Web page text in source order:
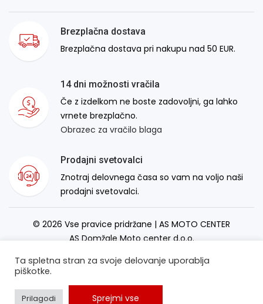
Brezplačna dostava
Brezplačna dostava pri nakupu nad 50 EUR.
14 dni možnosti vračila
Če z izdelkom ne boste zadovoljni, ga lahko
vrnete brezplačno.
Obrazec za vračilo blaga
Prodajni svetovalci
Znotraj delovnega časa so vam na voljo naši
prodajni svetovalci.
© 2026 Vse pravice pridržane | AS MOTO CENTER
AS Domžale Moto center d.o.o.
Ta spletna stran za svoje delovanje uporablja
piškotke.
Prilagodi Sprejmi vse